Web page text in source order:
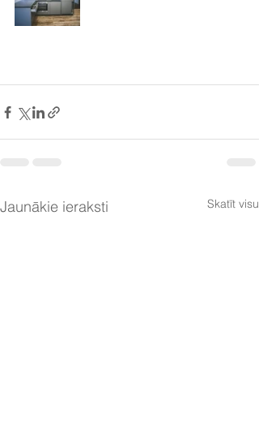
Jaunākie ieraksti Skatīt visu